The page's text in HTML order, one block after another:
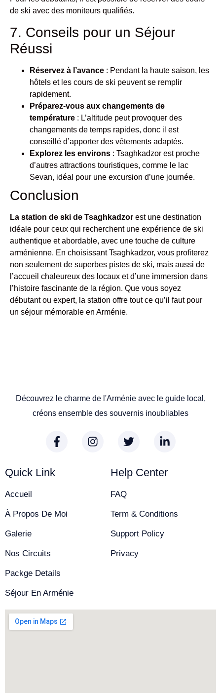
de ski avec des moniteurs qualifiés.
7. Conseils pour un Séjour
Réussi
Réservez à l’avance : Pendant la haute saison, les
hôtels et les cours de ski peuvent se remplir
rapidement.
Préparez-vous aux changements de
température : L’altitude peut provoquer des
changements de temps rapides, donc il est
conseillé d’apporter des vêtements adaptés.
Explorez les environs : Tsaghkadzor est proche
d’autres attractions touristiques, comme le lac
Sevan, idéal pour une excursion d’une journée.
Conclusion
La station de ski de Tsaghkadzor est une destination
idéale pour ceux qui recherchent une expérience de ski
authentique et abordable, avec une touche de culture
arménienne. En choisissant Tsaghkadzor, vous profiterez
non seulement de superbes pistes de ski, mais aussi de
l’accueil chaleureux des locaux et d’une immersion dans
l’histoire fascinante de la région. Que vous soyez
débutant ou expert, la station offre tout ce qu’il faut pour
un séjour mémorable en Arménie.
Découvrez le charme de l'Arménie avec le guide local,
créons ensemble des souvernis inoubliables
Quick Link
Accueil
À Propos De Moi
Galerie
Nos Circuits
Packge Details
Séjour En Arménie
Help Center
FAQ
Term & Conditions
Support Policy
Privacy